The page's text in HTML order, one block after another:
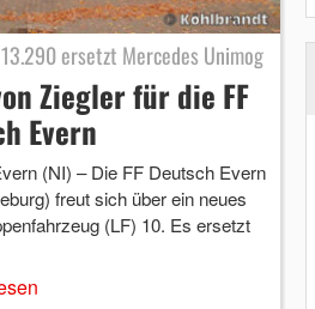
13.290 ersetzt Mercedes Unimog
Ziegler für die FF
Evern
(NI) – Die FF Deutsch Evern
freut sich über ein neues
(LF) 10. Es ersetzt